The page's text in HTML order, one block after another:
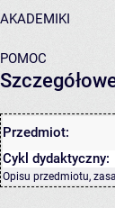
AKADEMIKI
POMOC
Przedmiot:
Cykl dydaktyczny:
Opisu przedmiotu,